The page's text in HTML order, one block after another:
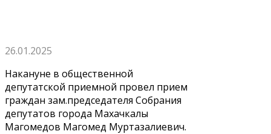
26.01.2025
Накануне в общественной
депутатской приемной провел прием
граждан зам.председателя Собрания
депутатов города Махачкалы
Магомедов Магомед Муртазалиевич.